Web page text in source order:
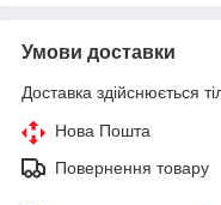
Умови доставки
Доставка здійснюється
Нова Пошта
Повернення товару